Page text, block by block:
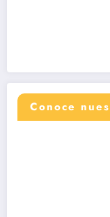
Conoce